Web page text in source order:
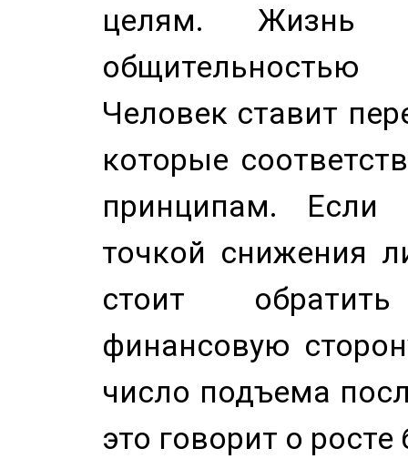
целям. Жизнь
Человек ставит
которые
принципам. Если
точкой снижения
стоит
финансовую
число подъема
это говорит о